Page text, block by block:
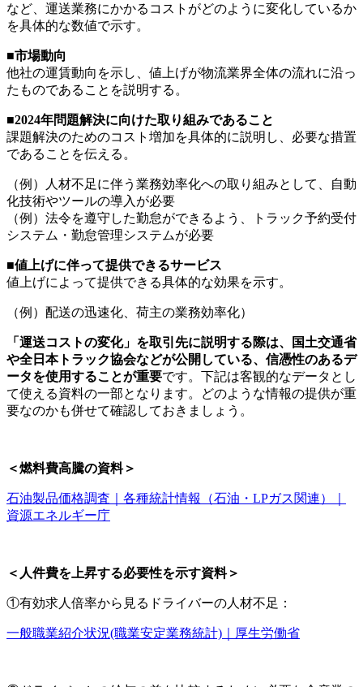
など、運送業務にかかるコストがどのように変化しているか
を具体的な数値で示す。
■市場動向
他社の運賃動向を示し、値上げが物流業界全体の流れに沿っ
たものであることを説明する。
■2024年問題解決に向けた取り組みであること
課題解決のためのコスト増加を具体的に説明し、必要な措置
であることを伝える。
（例）人材不足に伴う業務効率化への取り組みとして、自動
化技術やツールの導入が必要
（例）法令を遵守した勤怠ができるよう、トラック予約受付
システム・勤怠管理システムが必要
■値上げに伴って提供できるサービス
値上げによって提供できる具体的な効果を示す。
（例）配送の迅速化、荷主の業務効率化）
「運送コストの変化」を取引先に説明する際は、国土交通省
や全日本トラック協会などが公開している、信憑性のあるデ
ータを使用することが重要です。下記は客観的なデータとし
て使える資料の一部となります。どのような情報の提供が重
要なのかも併せて確認しておきましょう。
＜燃料費高騰の資料＞
石油製品価格調査｜各種統計情報（石油・LPガス関連）｜
資源エネルギー庁
＜人件費を上昇する必要性を示す資料＞
①有効求人倍率から見るドライバーの人材不足：
一般職業紹介状況(職業安定業務統計)｜厚生労働省